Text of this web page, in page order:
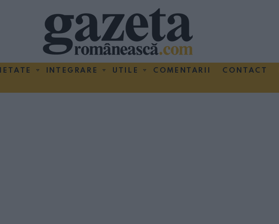
INTEGRARE UTILE COMENTARII CONTACT